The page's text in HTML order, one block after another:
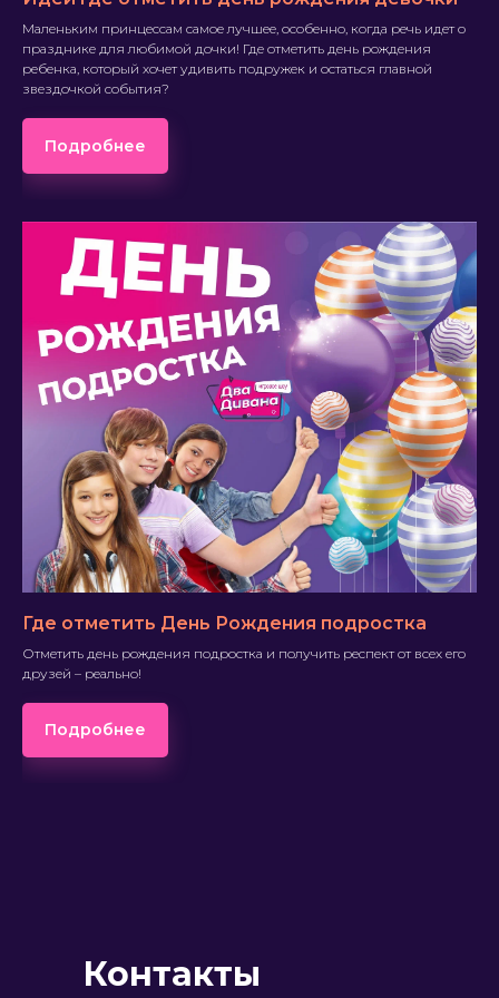
Маленьким принцессам самое лучшее, особенно, когда речь идет о
празднике для любимой дочки! Где отметить день рождения
ребенка, который хочет удивить подружек и остаться главной
звездочкой события?
Подробнее
Где отметить День Рождения подростка
Отметить день рождения подростка и получить респект от всех его
друзей – реально!
Подробнее
Контакты